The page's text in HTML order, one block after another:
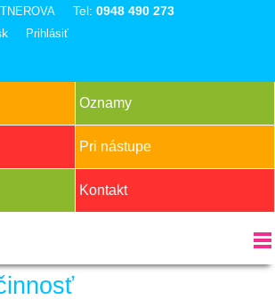
Tel: 0948 490 273
Prihlásiť
Oznamy
Pri nástupe
Kontakt